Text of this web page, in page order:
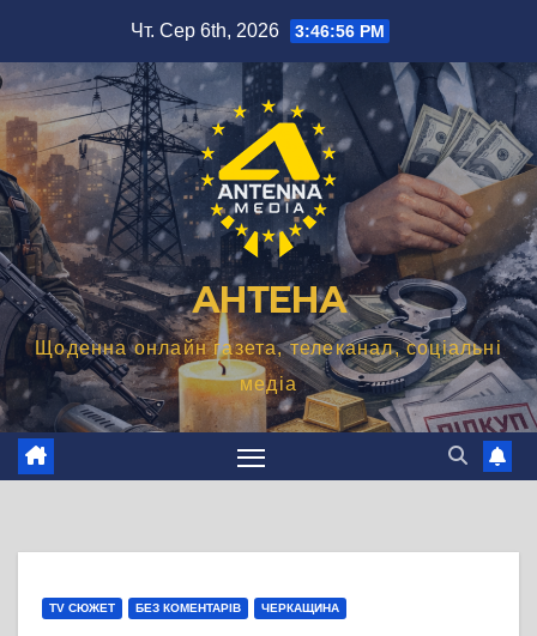
вмісту
Чт. Сер 6th, 2026 3:46:57 PM
АНТЕНА
Щоденна онлайн газета, телеканал, соціальні
медіа
TV СЮЖЕТ БЕЗ КОМЕНТАРІВ ЧЕРКАЩИНА